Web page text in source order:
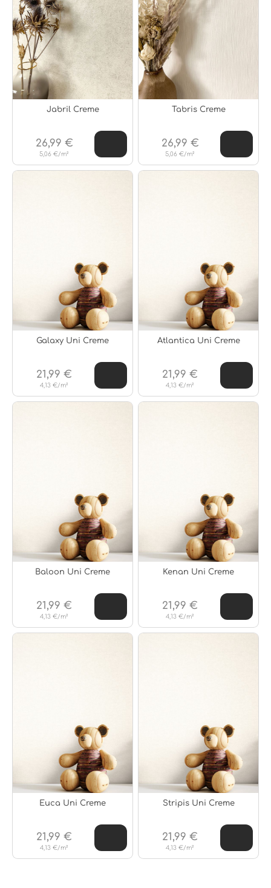
Jabril Creme
5,06 €/m²
26,99 €
Tabris Creme
5,06 €/m²
26,99 €
Galaxy Uni Creme
4,13 €/m²
21,99 €
Atlantica Uni Creme
4,13 €/m²
21,99 €
Baloon Uni Creme
4,13 €/m²
21,99 €
Kenan Uni Creme
4,13 €/m²
21,99 €
Euca Uni Creme
4,13 €/m²
21,99 €
Stripis Uni Creme
4,13 €/m²
21,99 €